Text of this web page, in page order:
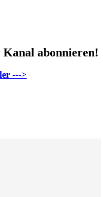
Kanal abonnieren!
--->